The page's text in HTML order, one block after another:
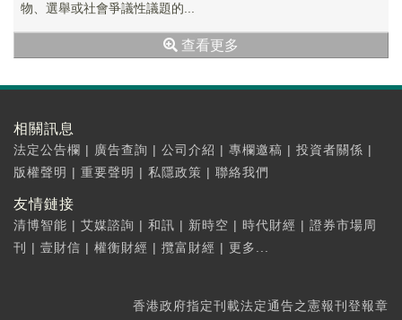
物、選舉或社會爭議性議題的...
查看更多
相關訊息
法定公告欄 | 廣告查詢 | 公司介紹 | 專欄邀稿 | 投資者關係 |
版權聲明 | 重要聲明 | 私隱政策 | 聯絡我們
友情鏈接
清博智能 | 艾媒諮詢 | 和訊 | 新時空 | 時代財經 | 證券市場周
刊
| 壹財信 | 權衡財經 | 攬富財經 | 更多...
香港政府指定刊載法定通告之憲報刊登報章